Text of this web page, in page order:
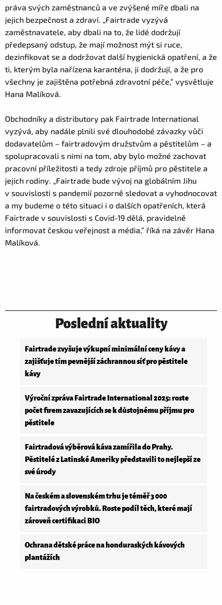
Poslední aktuality
Fairtrade zvyšuje výkupní minimální ceny kávy a
zajišťuje tím pevnější záchrannou síť pro pěstitele
kávy
Výroční zpráva Fairtrade International 2025: roste
počet firem zavazujících se k důstojnému příjmu pro
pěstitele
Fairtradová výběrová káva zamířila do Prahy.
Pěstitelé z Latinské Ameriky představili to nejlepší ze
své úrody
Na českém a slovenském trhu je téměř 3 000
fairtradových výrobků. Roste podíl těch, které mají
zároveň certifikaci BIO
Ochrana dětské práce na honduraských kávových
plantážích
práva svých zaměstnanců a ve zvýšené míře dbali na
jejich bezpečnost a zdraví. „Fairtrade vyzývá
zaměstnavatele, aby dbali na to, že lidé dodržují
předepsaný odstup, že mají možnost mýt si ruce,
dezinfikovat se a dodržovat další hygienická opatření, a že
ti, kterým byla nařízena karanténa, ji dodržují, a že pro
všechny je zajištěna potřebná zdravotní péče,“ vysvětluje
Hana Malíková.
Obchodníky a distributory pak Fairtrade International
vyzývá, aby nadále plnili své dlouhodobé závazky vůči
dodavatelům – fairtradovým družstvům a pěstitelům – a
spolupracovali s nimi na tom, aby bylo možné zachovat
pracovní příležitosti a tedy zdroje příjmů pro pěstitele a
jejich rodiny. „Fairtrade bude vývoj na globálním Jihu
v souvislosti s pandemií pozorně sledovat a vyhodnocovat
a my budeme o této situaci i o dalších opatřeních, která
Fairtrade v souvislosti s Covid-19 dělá, pravidelně
informovat českou veřejnost a média,“ říká na závěr Hana
Malíková.